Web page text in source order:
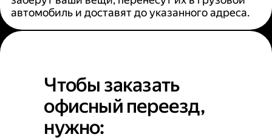
автомобиль и доставят до указанного адреса.
Чтобы заказать
офисный переезд,
нужно: